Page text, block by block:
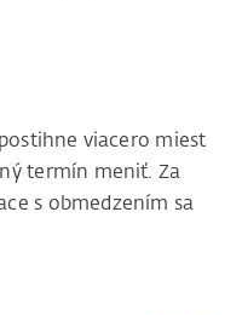
viacero miest
termín meniť. Za
s obmedzením sa